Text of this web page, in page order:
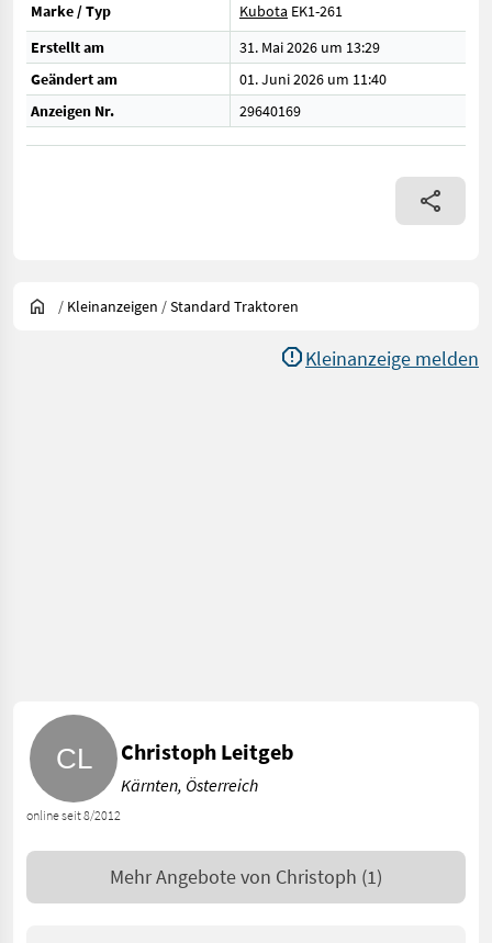
Marke / Typ Kubota EK1-261
Erstellt am
31. Mai 2026 um 13:29
Geändert am
01. Juni 2026 um 11:40
Anzeigen Nr.
29640169
/ Kleinanzeigen /Standard Traktoren
Kleinanzeige melden
online seit 8/2012
Christoph Leitgeb
Kärnten, Österreich
Mehr Angebote von Christoph (1)